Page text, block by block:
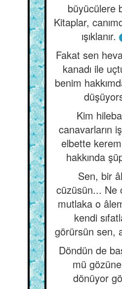
büyücülere
Kitaplar,
ışıklanır.
Fakat sen
kanadı ile
benim
Kim
canavarların
elbette
hakkında
Sen, bir
cüzüsün... Ne
mutlaka o
kendi
görürsün sen,
Döndün de
mü
dönüyor